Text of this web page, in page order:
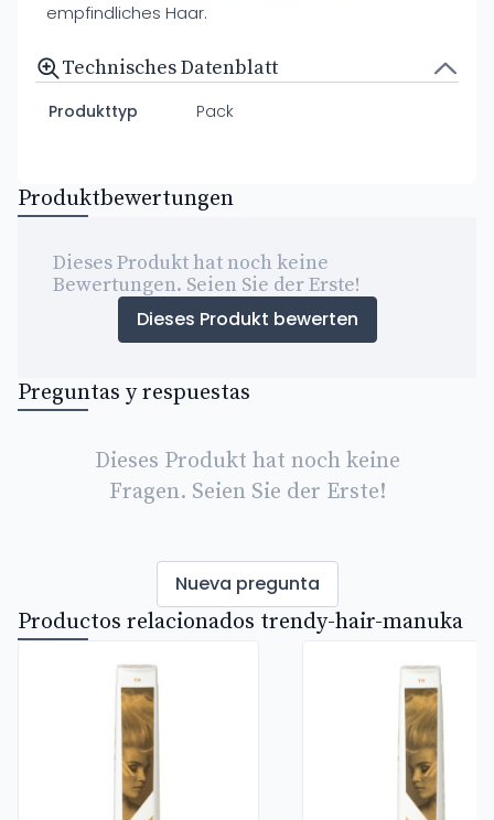
empfindliches Haar.
Technisches Datenblatt
Produkttyp Pack
Produktbewertungen
Dieses Produkt hat noch keine
Bewertungen. Seien Sie der Erste!
Dieses Produkt bewerten
Preguntas y respuestas
Dieses Produkt hat noch keine
Fragen. Seien Sie der Erste!
Nueva pregunta
Productos relacionados trendy-hair-manuka